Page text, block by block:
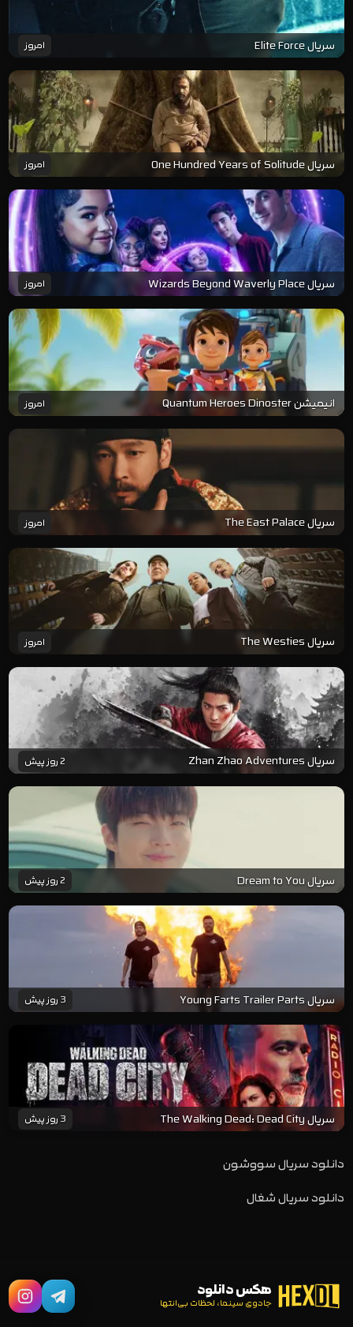
سریال Elite Force امروز
سریال One Hundred Years of Solitude امروز
سریال Wizards Beyond Waverly Place امروز
انیمیشن Quantum Heroes Dinoster امروز
سریال The East Palace امروز
سریال The Westies امروز
سریال Zhan Zhao Adventures 2 روز پیش
سریال Dream to You 2 روز پیش
سریال Young Farts Trailer Parts 3 روز پیش
سریال The Walking Dead: Dead City 3 روز پیش
دانلود سریال سووشون
دانلود سریال شغال
هکس دانلود
جادوی سینما، لحظات بی‌انتها